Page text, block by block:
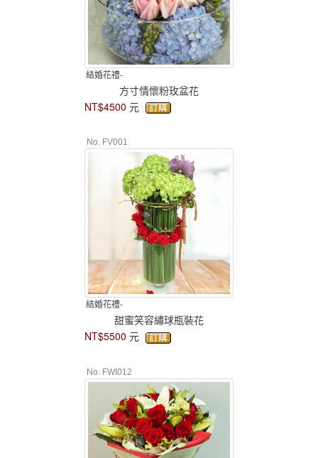
結婚花禮-
方寸情懷粉玫盆花
NT$4500 元
No. FV001
結婚花禮-
甜蜜笑容繡球瓶裝花
NT$5500 元
No. FWI012